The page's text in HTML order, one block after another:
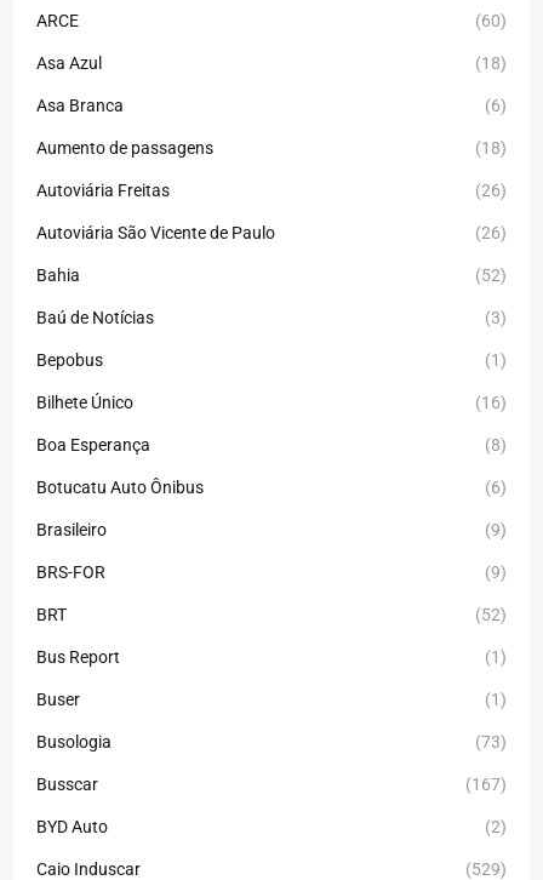
ARCE (60)
Asa Azul (18)
Asa Branca (6)
Aumento de passagens (18)
Autoviária Freitas (26)
Autoviária São Vicente de Paulo (26)
Bahia (52)
Baú de Notícias (3)
Bepobus (1)
Bilhete Único (16)
Boa Esperança (8)
Botucatu Auto Ônibus (6)
Brasileiro (9)
BRS-FOR (9)
BRT (52)
Bus Report (1)
Buser (1)
Busologia (73)
Busscar (167)
BYD Auto (2)
Caio Induscar (529)